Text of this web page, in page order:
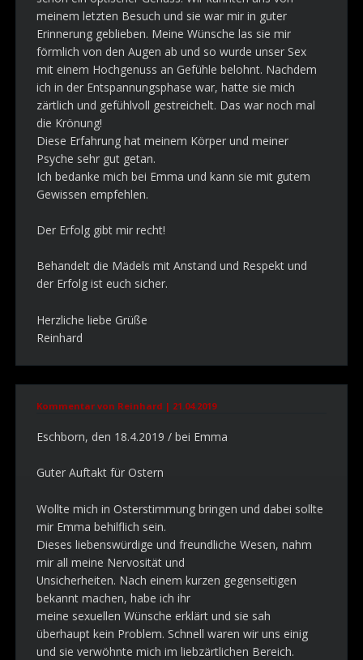
meinem letzten Besuch und sie war mir in guter
Erinnerung geblieben. Meine Wünsche las sie mir
förmlich von den Augen ab und so wurde unser Sex
mit einem Hochgenuss an Gefühle belohnt. Nachdem
ich in der Entspannungsphase war, hatte sie mich
zärtlich und gefühlvoll gestreichelt. Das war noch mal
die Krönung!
Diese Erfahrung hat meinem Körper und meiner
Psyche sehr gut getan.
Ich bedanke mich bei Emma und kann sie mit gutem
Gewissen empfehlen.
Der Erfolg gibt mir recht!
Behandelt die Mädels mit Anstand und Respekt und
der Erfolg ist euch sicher.
Herzliche liebe Grüße
Reinhard
Kommentar von Reinhard | 21.04.2019
Eschborn, den 18.4.2019 / bei Emma
Guter Auftakt für Ostern
Wollte mich in Osterstimmung bringen und dabei sollte
mir Emma behilflich sein.
Dieses liebenswürdige und freundliche Wesen, nahm
mir all meine Nervosität und
Unsicherheiten. Nach einem kurzen gegenseitigen
bekannt machen, habe ich ihr
meine sexuellen Wünsche erklärt und sie sah
überhaupt kein Problem. Schnell waren wir uns einig
und sie verwöhnte mich im liebzärtlichen Bereich.